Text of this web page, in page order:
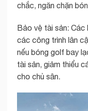
chắc, ngăn chặn
Bảo vệ tài sản:
các công trình lân
nếu bóng golf bay
tài sản, giảm thiểu
cho chủ sân.